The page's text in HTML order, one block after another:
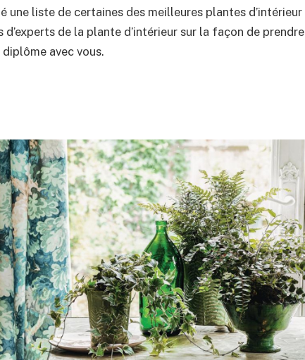
une liste de certaines des meilleures plantes d’intérieur
de la plante d’intérieur sur la façon de prendre
avec vous.